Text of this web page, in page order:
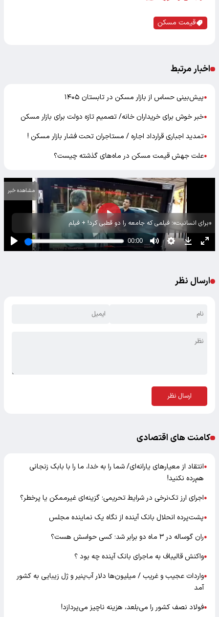
قیمت مسکن
اخبار مرتبط
●پیش‌بینی حساس از بازار مسکن در تابستان ۱۴۰۵
●خبر خوش برای خریداران خانه/ تصمیم تازه دولت برای بازار مسکن
●تمدید اجباری قرارداد اجاره / مستاجران تحت فشار بازار مسکن !
●علت جهش قیمت مسکن در ماه‌های گذشته چیست؟
«برای انسانیت»؛ فیلمی که جامعه را دو قطبی کرد! + فیلم
مشاهده خبر
ارسال نظر
ارسال نظر
کامنت های اقتصادی
●انتقاد از معیارهای یارانه‌ای/ شما را به خدا، ما را با بابک زنجانی
هم‌رده نکنید!
●اجرای ارز تک‌نرخی در شرایط تحریمی؛ گزینه‌ای غیرممکن یا پرخطر؟
●پشت‌پرده انحلال بانک آینده از نگاه یک نماینده مجلس
●ران گوساله در ۳ ماه دو برابر شد؛ کسی حواسش هست؟
●واکنش قالیباف به ماجرای بانک آینده چه بود ؟
●واردات عجیب و غریب / میلیون‌ها دلار آب‌پنیر و ژل زیبایی به کشور
آمد
●فولاد نصف کشور را می‌بلعد، هزینه ناچیز می‌پردازد!